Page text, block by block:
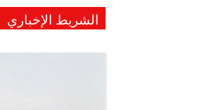
الشريط الإخباري